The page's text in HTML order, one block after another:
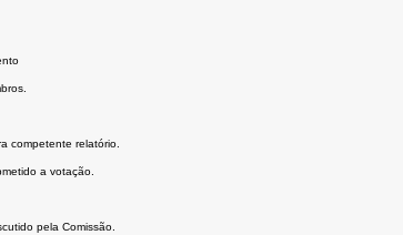
competente relatório.
a votação.
pela Comissão.